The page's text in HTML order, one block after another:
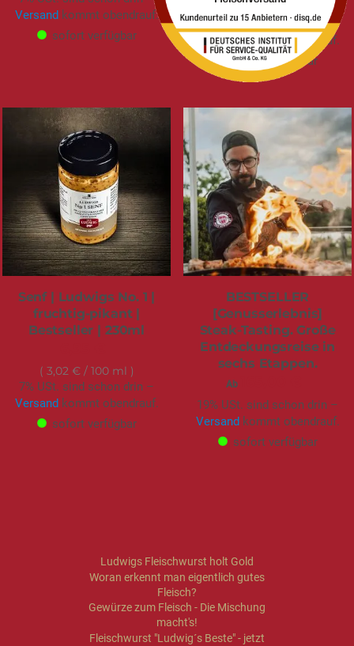
Versand kommt obendrauf.
sofort verfügbar
7% USt. sind schon drin –
Versandkommt obendrauf.
sofort verfügbar
Senf | Ludwigs No. 1 |
fruchtig-pikant |
Bestseller | 230ml
3,02 €/ 100 ml
7% USt. sind schon drin –
Versand kommt obendrauf.
sofort verfügbar
BESTSELLER
[Genusserlebnis]
Steak-Tasting. Große
Entdeckungsreise in
sechs Etappen.
Ab
19% USt. sind schon drin –
Versand kommt obendrauf.
sofort verfügbar
Ludwigs Fleischwurst holt Gold
Woran erkennt man eigentlich gutes
Fleisch?
Gewürze zum Fleisch - Die Mischung
macht's!
Fleischwurst "Ludwig´s Beste" - jetzt